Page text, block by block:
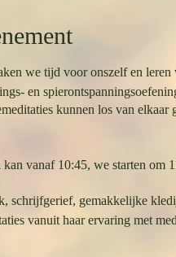
we tijd voor onszelf en leren
en
kunnen los van
vanaf 10:45, we starten om
schrijfgerief, gemakkelijke
vanuit haar ervaring met